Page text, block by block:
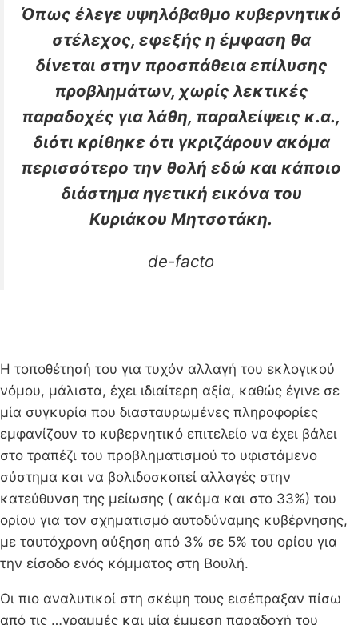
Όπως έλεγε υψηλόβαθμο κυβερνητικό
στέλεχος, εφεξής η έμφαση θα
δίνεται στην προσπάθεια επίλυσης
προβλημάτων, χωρίς λεκτικές
παραδοχές για λάθη, παραλείψεις κ.α.,
διότι κρίθηκε ότι γκριζάρουν ακόμα
περισσότερο την θολή εδώ και κάποιο
διάστημα ηγετική εικόνα του
Κυριάκου Μητσοτάκη.
de-facto
Η τοποθέτησή του για τυχόν αλλαγή του εκλογικού
νόμου, μάλιστα, έχει ιδιαίτερη αξία, καθώς έγινε σε
μία συγκυρία που διασταυρωμένες πληροφορίες
εμφανίζουν το κυβερνητικό επιτελείο να έχει βάλει
στο τραπέζι του προβληματισμού το υφιστάμενο
σύστημα και να βολιδοσκοπεί αλλαγές στην
κατεύθυνση της μείωσης ( ακόμα και στο 33%) του
ορίου για τον σχηματισμό αυτοδύναμης κυβέρνησης,
με ταυτόχρονη αύξηση από 3% σε 5% του ορίου για
την είσοδο ενός κόμματος στη Bουλή.
Οι πιο αναλυτικοί στη σκέψη τους εισέπραξαν πίσω
από τις …γραμμές και μία έμμεση παραδοχή του